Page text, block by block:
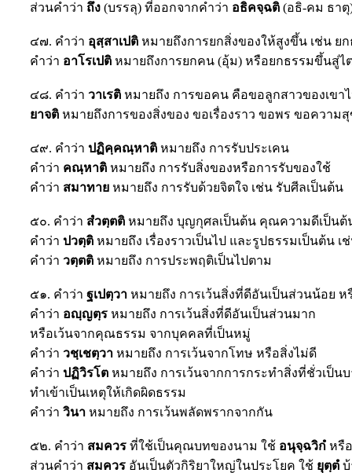
ส่วนคำว่า ถึง (บรรลุ) ที่ออกจากคำว่า อธิคจฺฉติ (อธิ-คม ธา
๔๗. คำว่า อุสฺสาเปติ หมายถึงการยกสิ่งของให้สูงขึ้น เช่น ยก
คำว่า อาโรเปติ หมายถึงการยกคน (อุ้ม) หรือยกธรรมขึ้นสู่
๔๘. คำว่า วาเรติ หมายถึง การขอคน คือขอลูกสาวของเขา
ยาจติ หมายถึงการของสิ่งของ ขอเรื่องราว ขอพร ขอความ
๔๙. คำว่า ปฏิคฺคณฺหาติ หมายถึง การรับประเคน
คำว่า คณฺหาติ หมายถึง การรับสิ่งของหรือการรับของใช้
คำว่า สมาทาย หมายถึง การรับด้วยจิตใจ เช่น รับศีลเป็นต้น
๕๐. คำว่า สํวตฺตติ หมายถึง บุญกุศลเป็นต้น คุณความดีเป็นต้
คำว่า ปวตฺติ หมายถึง เรื่องราวเป็นไป และรูปธรรมเป็นต้น
คำว่า วตฺตติ หมายถึง การประพฤติเป็นไปตาม
๕๑. คำว่า ฐเปตฺวา หมายถึง การเว้นสิ่งที่ดีอันเป็นส่วนน้อย
คำว่า อญฺญตฺร หมายถึง การเว้นสิ่งที่ดีอันเป็นส่วนมาก
หรือเว้นจากคุณธรรม จากบุคคลที่เป็นหมู่
คำว่า วชฺเชตฺวา หมายถึง การเว้นจากโทษ หรือสิ่งไม่ดี
คำว่า ปฏิวิรโต หมายถึง การเว้นจากการกระทำสิ่งที่ชั่วเป็น
ทำเข้าเป็นเหตุให้เกิดผิดธรรม
คำว่า วินา หมายถึง การเว้นพลัดพรากจากกัน
๕๒. คำว่า สมควร ที่ใช้เป็นคุณบทของนาม ใช้ อนุจฺฉวิกํ หรื
ส่วนคำว่า สมควร อันเป็นตัวกิริยาใหญ่ในประโยค ใช้ ยุตฺตํ